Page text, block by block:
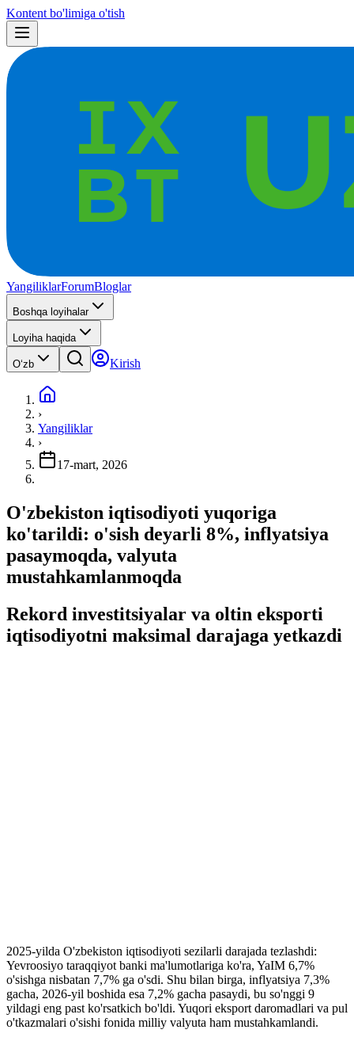
Kontent bo'limiga o'tish
YangiliklarForumBloglar
Boshqa loyihalar
Loyiha haqida
Oʻzb Kirish
›
Yangiliklar
›
17-mart, 2026
O'zbekiston iqtisodiyoti yuqoriga
ko'tarildi: o'sish deyarli 8%, inflyatsiya
pasaymoqda, valyuta
mustahkamlanmoqda
Rekord investitsiyalar va oltin eksporti
iqtisodiyotni maksimal darajaga yetkazdi
2025-yilda O'zbekiston iqtisodiyoti sezilarli darajada tezlashdi:
Yevroosiyo taraqqiyot banki ma'lumotlariga ko'ra, YaIM 6,7%
o'sishga nisbatan 7,7% ga o'sdi. Shu bilan birga, inflyatsiya 7,3%
gacha, 2026-yil boshida esa 7,2% gacha pasaydi, bu so'nggi 9
yildagi eng past ko'rsatkich bo'ldi. Yuqori eksport daromadlari va pul
o'tkazmalari o'sishi fonida milliy valyuta ham mustahkamlandi.